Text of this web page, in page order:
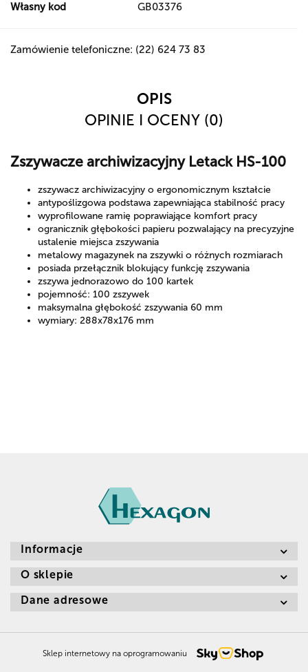
Własny kod GB03376
Zamówienie telefoniczne: (22) 624 73 83
OPIS
OPINIE I OCENY (0)
Zszywacze archiwizacyjny Letack HS-100
zszywacz archiwizacyjny o ergonomicznym kształcie
antypoślizgowa podstawa zapewniająca stabilność pracy
wyprofilowane ramię poprawiające komfort pracy
ogranicznik głębokości papieru pozwalający na precyzyjne
ustalenie miejsca zszywania
metalowy magazynek na zszywki o różnych rozmiarach
posiada przełącznik blokujący funkcję zszywania
zszywa jednorazowo do 100 kartek
pojemność: 100 zszywek
maksymalna głębokość zszywania 60 mm
wymiary: 288x78x176 mm
Dane adresowe
Informacje
O sklepie
Sklep internetowy na oprogramowaniu